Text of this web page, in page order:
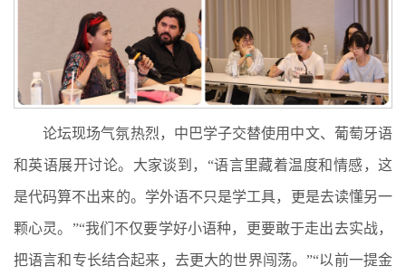
论坛现场气氛热烈，中巴学子交替使用中文、葡萄牙语
和英语展开讨论。大家谈到，“语言里藏着温度和情感，这
是代码算不出来的。学外语不只是学工具，更是去读懂另一
颗心灵。”“我们不仅要学好小语种，更要敢于走出去实战，
把语言和专长结合起来，去更大的世界闯荡。”“以前一提金